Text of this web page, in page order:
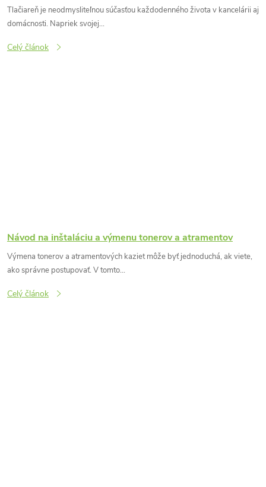
Tlačiareň je neodmysliteľnou súčasťou každodenného života v kancelárii aj
domácnosti. Napriek svojej...
Celý článok
Návod na inštaláciu a výmenu tonerov a atramentov
Výmena tonerov a atramentových kaziet môže byť jednoduchá, ak viete,
ako správne postupovať. V tomto...
Celý článok